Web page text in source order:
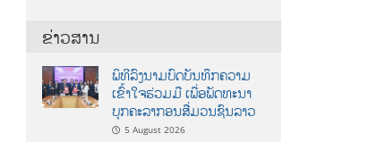
ຂ່າວສານ
ພິທີລົງນາມບົດບັນທຶກຄວາມ
ເຂົ້າໃຈຮ່ວມມື ເພື່ອພັດທະນາ
ບຸກຄະລາກອນສື່ມວນຊົນລາວ
5 August 2026